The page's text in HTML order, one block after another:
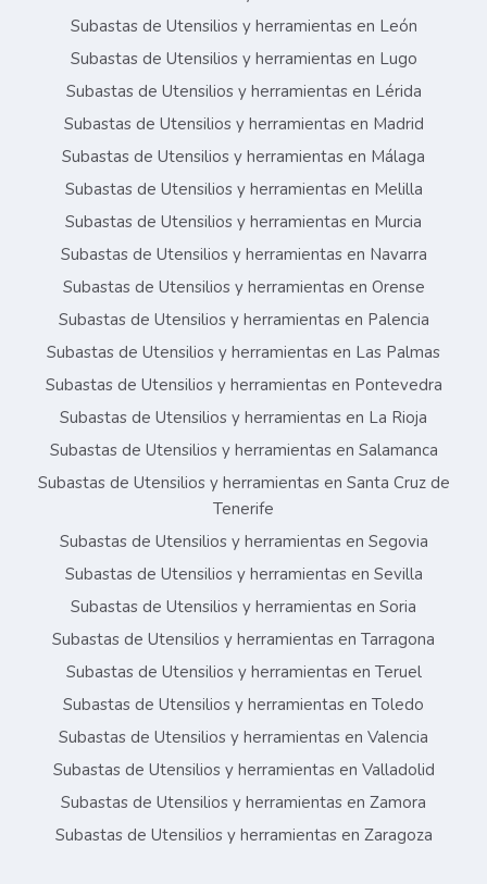
Subastas de Utensilios y herramientas en León
Subastas de Utensilios y herramientas en Lugo
Subastas de Utensilios y herramientas en Lérida
Subastas de Utensilios y herramientas en Madrid
Subastas de Utensilios y herramientas en Málaga
Subastas de Utensilios y herramientas en Melilla
Subastas de Utensilios y herramientas en Murcia
Subastas de Utensilios y herramientas en Navarra
Subastas de Utensilios y herramientas en Orense
Subastas de Utensilios y herramientas en Palencia
Subastas de Utensilios y herramientas en Las Palmas
Subastas de Utensilios y herramientas en Pontevedra
Subastas de Utensilios y herramientas en La Rioja
Subastas de Utensilios y herramientas en Salamanca
Subastas de Utensilios y herramientas en Santa Cruz de
Tenerife
Subastas de Utensilios y herramientas en Segovia
Subastas de Utensilios y herramientas en Sevilla
Subastas de Utensilios y herramientas en Soria
Subastas de Utensilios y herramientas en Tarragona
Subastas de Utensilios y herramientas en Teruel
Subastas de Utensilios y herramientas en Toledo
Subastas de Utensilios y herramientas en Valencia
Subastas de Utensilios y herramientas en Valladolid
Subastas de Utensilios y herramientas en Zamora
Subastas de Utensilios y herramientas en Zaragoza